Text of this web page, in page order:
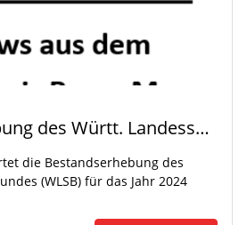
Bestandserhebung des Württ. Landessportbundes (WLSB) für das Jahr 2024
die Bestandserhebung des
(WLSB) für das Jahr 2024